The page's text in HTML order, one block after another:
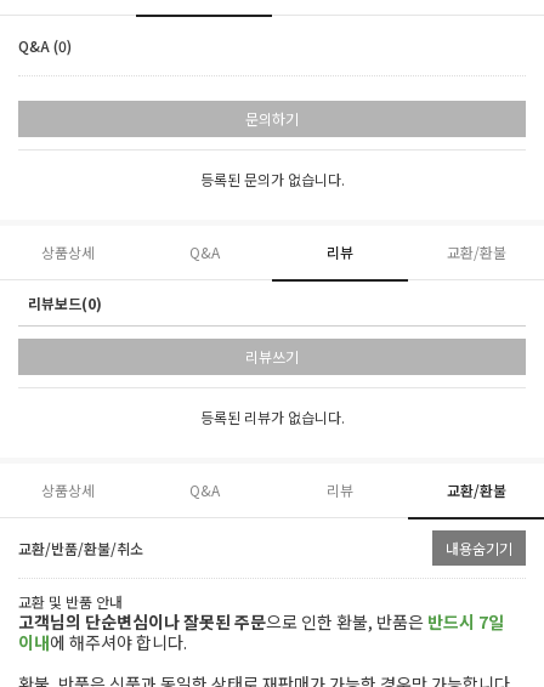
Q&A (0)
문의하기
등록된 문의가 없습니다.
상품상세 Q&A 리뷰 교환/환불
리뷰보드(0)
리뷰쓰기
등록된 리뷰가 없습니다.
상품상세 Q&A 리뷰 교환/환불
교환/반품/환불/취소 내용숨기기
교환 및 반품 안내
고객님의 단순변심이나 잘못된 주문으로 인한 환불, 반품은 반드시 7일
이내에 해주셔야 합니다.